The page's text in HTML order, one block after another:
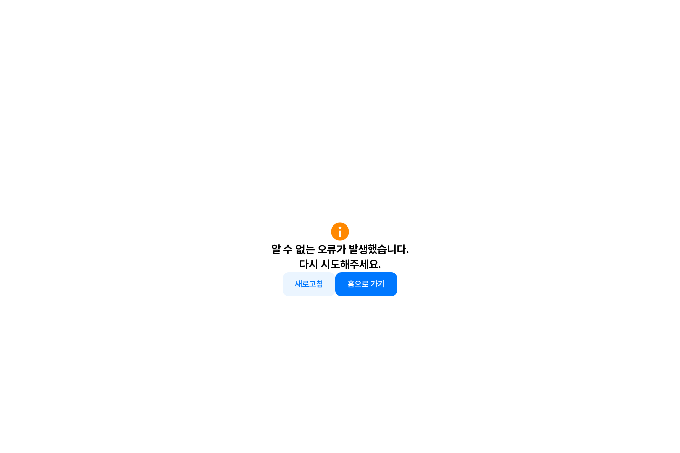
알 수 없는 오류가 발생했습니다.
다시 시도해주세요.
새로고침 홈으로 가기